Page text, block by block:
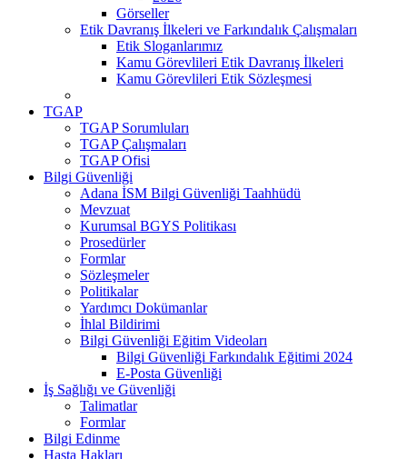
Görseller
Etik Davranış İlkeleri ve Farkındalık Çalışmaları
Etik Sloganlarımız
Kamu Görevlileri Etik Davranış İlkeleri
Kamu Görevlileri Etik Sözleşmesi
TGAP
TGAP Sorumluları
TGAP Çalışmaları
TGAP Ofisi
Bilgi Güvenliği
Adana İSM Bilgi Güvenliği Taahhüdü
Mevzuat
Kurumsal BGYS Politikası
Prosedürler
Formlar
Sözleşmeler
Politikalar
Yardımcı Dokümanlar
İhlal Bildirimi
Bilgi Güvenliği Eğitim Videoları
Bilgi Güvenliği Farkındalık Eğitimi 2024
E-Posta Güvenliği
İş Sağlığı ve Güvenliği
Talimatlar
Formlar
Bilgi Edinme
Hasta Hakları